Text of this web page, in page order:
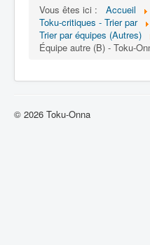
Équipe
Personnage
Transformation
Vous êtes ici : Accueil
Toku-critiques - Trier par
Trier par équipes (Autres)
Équipe autre (B) - Toku-
© 2026 Toku-Onna